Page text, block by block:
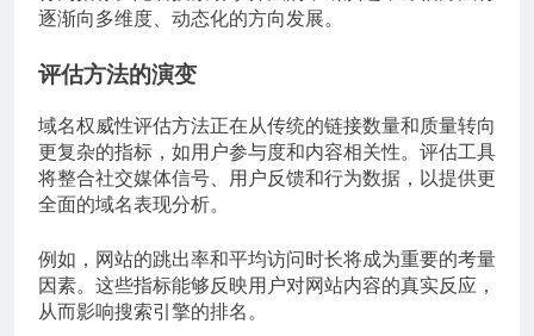
逐渐向多维度、动态化的方向发展。
评估方法的演变
域名权威性评估方法正在从传统的链接数量和质量转向
更复杂的指标，如用户参与度和内容相关性。评估工具
将整合社交媒体信号、用户反馈和行为数据，以提供更
全面的域名表现分析。
例如，网站的跳出率和平均访问时长将成为重要的考量
因素。这些指标能够反映用户对网站内容的真实反应，
从而影响搜索引擎的排名。